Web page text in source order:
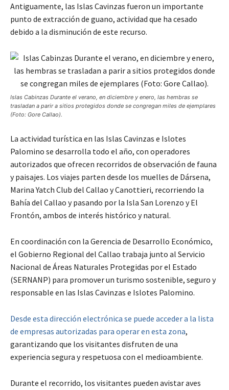
Antiguamente, las Islas Cavinzas fueron un importante
punto de extracción de guano, actividad que ha cesado
debido a la disminución de este recurso.
Islas Cabinzas Durante el verano, en diciembre y enero, las hembras se
trasladan a parir a sitios protegidos donde se congregan miles de ejemplares
(Foto: Gore Callao).
La actividad turística en las Islas Cavinzas e Islotes
Palomino se desarrolla todo el año, con operadores
autorizados que ofrecen recorridos de observación de fauna
y paisajes. Los viajes parten desde los muelles de Dársena,
Marina Yatch Club del Callao y Canottieri, recorriendo la
Bahía del Callao y pasando por la Isla San Lorenzo y El
Frontón, ambos de interés histórico y natural.
En coordinación con la Gerencia de Desarrollo Económico,
el Gobierno Regional del Callao trabaja junto al Servicio
Nacional de Áreas Naturales Protegidas por el Estado
(SERNANP) para promover un turismo sostenible, seguro y
responsable en las Islas Cavinzas e Islotes Palomino.
Desde esta dirección electrónica se puede acceder a la lista
de empresas autorizadas para operar en esta zona,
garantizando que los visitantes disfruten de una
experiencia segura y respetuosa con el medioambiente.
Durante el recorrido, los visitantes pueden avistar aves